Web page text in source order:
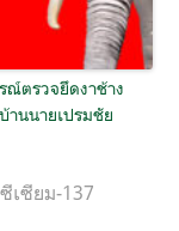
ณ์ตรวจยึดงาช้าง
านนายเปรมชัย
ซีเซียม-137